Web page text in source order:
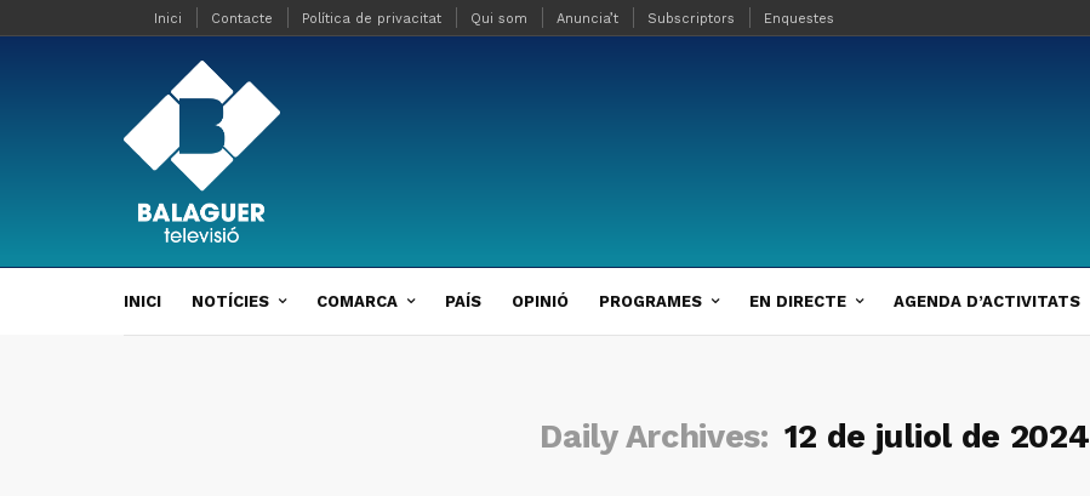
Inici Contacte Política de privacitat Qui som Anuncia’t Subscriptors Enquestes
INICI NOTÍCIES COMARCA PAÍS OPINIÓ PROGRAMES EN DIRECTE AGENDA D’ACTIVITATS
Daily Archives: 12 de juliol de 2024